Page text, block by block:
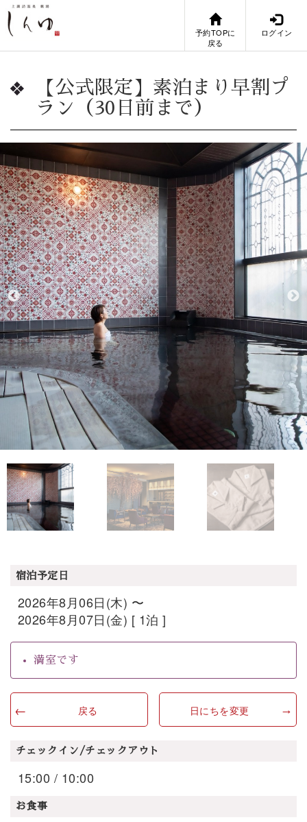
予約TOPに
戻る
ログイン
【公式限定】素泊まり早割プ
ラン（30日前まで）
宿泊予定日
2026年8月06日(木) 〜
2026年8月07日(金) [ 1泊 ]
満室です
戻る 日にちを変更
チェックイン/チェックアウト
15:00 / 10:00
お食事